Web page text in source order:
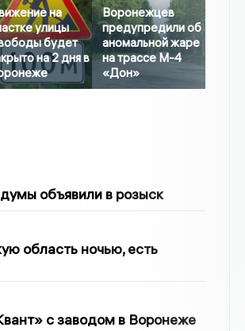
на
улицы
будет
на 2 дня в
Воронежцев
предупредили об
аномальной жаре
на трассе М-4
«Дон»
объявили в розыск
область ночью, есть
с заводом в Воронеже